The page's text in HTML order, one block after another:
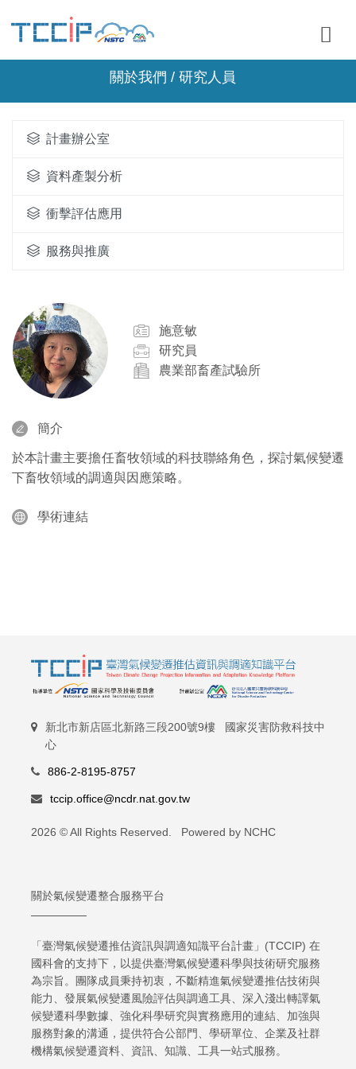
關於我們 / 研究人員
計畫辦公室
資料產製分析
衝擊評估應用
服務與推廣
施意敏
研究員
農業部畜產試驗所
簡介
於本計畫主要擔任畜牧領域的科技聯絡角色，探討氣候變遷
下畜牧領域的調適與因應策略。
學術連結
新北市新店區北新路三段200號9樓 國家災害防救科技中
心
886-2-8195-8757
tccip.office@ncdr.nat.gov.tw
2026 © All Rights Reserved. Powered by NCHC
關於氣候變遷整合服務平台
「臺灣氣候變遷推估資訊與調適知識平台計畫」(TCCIP) 在
國科會的支持下，以提供臺灣氣候變遷科學與技術研究服務
為宗旨。團隊成員秉持初衷，不斷精進氣候變遷推估技術與
能力、發展氣候變遷風險評估與調適工具、深入淺出轉譯氣
候變遷科學數據、強化科學研究與實務應用的連結、加強與
服務對象的溝通，提供符合公部門、學研單位、企業及社群
機構氣候變遷資料、資訊、知識、工具一站式服務。